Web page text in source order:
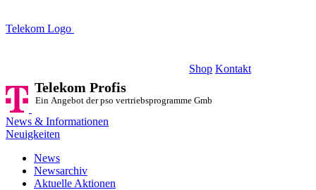
Telekom Logo
Shop Kontakt
Telekom Profis
Ein Angebot der pso vertriebsprogramme GmbH
News & Informationen
Neuigkeiten
News
Newsarchiv
Aktuelle Aktionen